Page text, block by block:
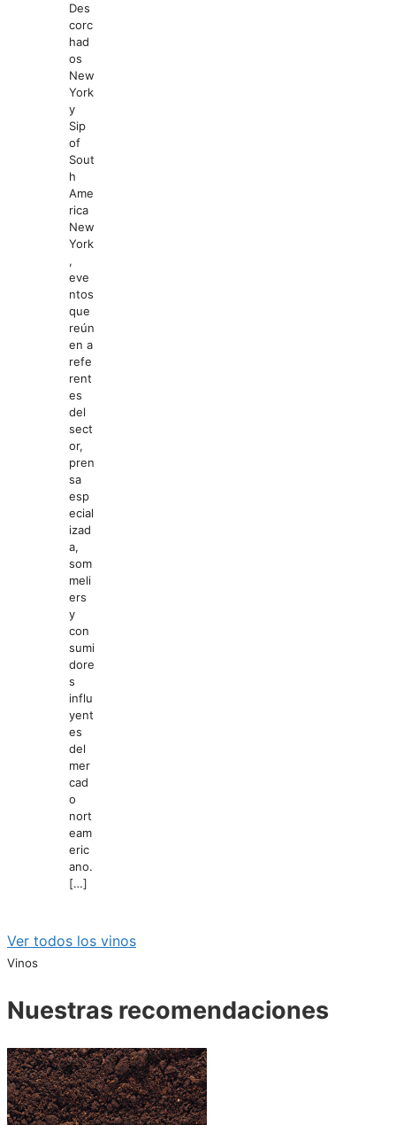
Des
corc
had
os
New
York
y
Sip
of
Sout
h
Ame
rica
New
York
,
eve
ntos
que
reún
en a
refe
rent
es
del
sect
or,
pren
sa
esp
ecial
izad
a,
som
meli
ers
y
con
sumi
dore
s
influ
yent
es
del
mer
cad
o
nort
eam
eric
ano.
[…]
Ver todos los vinos
Vinos
Nuestras recomendaciones